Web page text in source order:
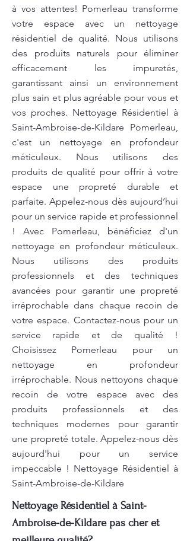
à vos attentes! Pomerleau transforme
votre espace avec un nettoyage
résidentiel de qualité. Nous utilisons
des produits naturels pour éliminer
efficacement les impuretés,
garantissant ainsi un environnement
plus sain et plus agréable pour vous et
vos proches. Nettoyage Résidentiel à
Saint-Ambroise-de-Kildare Pomerleau,
c'est un nettoyage en profondeur
méticuleux. Nous utilisons des
produits de qualité pour offrir à votre
espace une propreté durable et
parfaite. Appelez-nous dès aujourd’hui
pour un service rapide et professionnel
! Avec Pomerleau, bénéficiez d'un
nettoyage en profondeur méticuleux.
Nous utilisons des produits
professionnels et des techniques
avancées pour garantir une propreté
irréprochable dans chaque recoin de
votre espace. Contactez-nous pour un
service rapide et de qualité !
Choisissez Pomerleau pour un
nettoyage en profondeur
irréprochable. Nous nettoyons chaque
recoin de votre espace avec des
produits professionnels et des
techniques modernes pour garantir
une propreté totale. Appelez-nous dès
aujourd'hui pour un service
impeccable ! Nettoyage Résidentiel à
Saint-Ambroise-de-Kildare
Nettoyage Résidentiel à Saint-
Ambroise-de-Kildare pas cher et